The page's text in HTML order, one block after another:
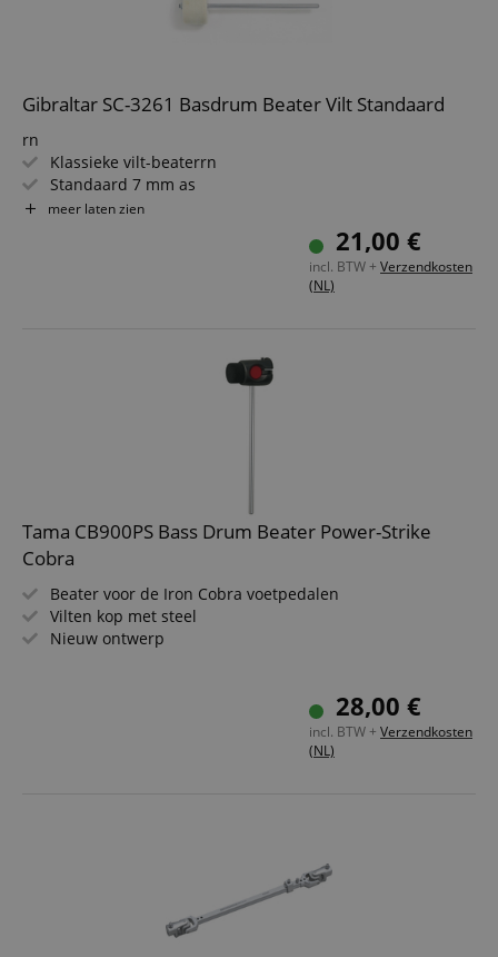
Gibraltar SC-3261 Basdrum Beater Vilt Standaard
rn
Klassieke vilt-beaterrn
Standaard 7 mm as
rn
meer laten zien
21,00 €
incl. BTW + Verzendkosten
(NL)
Tama CB900PS Bass Drum Beater Power-Strike
Cobra
Beater voor de Iron Cobra voetpedalen
Vilten kop met steel
Nieuw ontwerp
28,00 €
incl. BTW + Verzendkosten
(NL)